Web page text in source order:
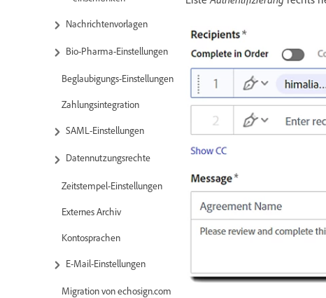
Nachrichtenvorlagen
Bio-Pharma-Einstellungen
Beglaubigungs-Einstellungen
Zahlungsintegration
SAML-Einstellungen
Datennutzungsrechte
Zeitstempel-Einstellungen
Externes Archiv
Kontosprachen
E-Mail-Einstellungen
Migration von echosign.com